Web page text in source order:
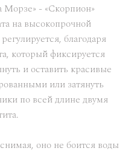
Морзе» - «Скорпион»
на высокопрочной
благодаря
который фиксируется
и оставить красивые
или затянуть
по всей длине двумя
оно не боится воды